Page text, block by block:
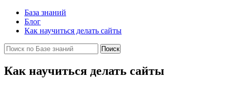
База знаний
Блог
Как научиться делать сайты
Как научиться делать сайты